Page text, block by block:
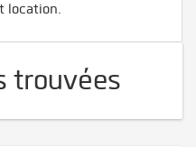
location.
trouvées